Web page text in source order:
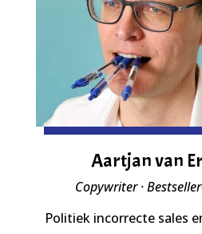
Aartjan van
Copywriter ·
Politiek incorrecte sales